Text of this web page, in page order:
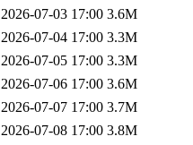
2026-07-03 17:00 3.6M
2026-07-04 17:00 3.3M
2026-07-05 17:00 3.3M
2026-07-06 17:00 3.6M
2026-07-07 17:00 3.7M
2026-07-08 17:00 3.8M